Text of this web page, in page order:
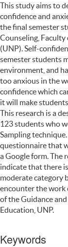
This study aims to
confidence and
the final semester
Counseling,
(UNP). Self-
semester students
environment, and
too anxious in the
confidence which
it will make
This research is a
123 students who
Sampling
questionnaire that
a Google form. The
indicate that there
moderate category
encounter the work
of the Guidance
Education, UNP.
Keywords